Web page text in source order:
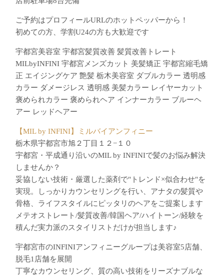
ご予約はプロフィールURLのホットペッパーから！
初めての方、学割U24の方も大歓迎です
宇都宮美容室 宇都宮髪質改善 髪質改善トレート
MILbyINFINI 宇都宮メンズカット 美髪矯正 宇都宮縮毛矯
正 エイジングケア 艶髪 栃木美容室 ダブルカラー 透明感
カラー ダメージレス 透明感 美髪カラー レイヤーカット
褒められカラー 褒められヘア インナーカラー ブルーヘ
アー レッドヘアー
【MIL by INFINI】ミルバイアンフィニー
栃木県宇都宮市旭２丁目１２−１０
宇都宮・平成通り沿いのMIL by INFINIで髪のお悩み解決
しませんか？
妥協しない技術・厳選した薬剤で"トレンド×似合わせ"を
実現。しっかりカウンセリングを行い、アナタの髪質や
骨格、ライフスタイルにピッタリのヘアをご提案します
メテオストレート/髪質改善/韓国ヘア/ハイトーン/経験を
積んだ実力派のスタイリストだけが担当します♪
宇都宮市のINFINIアンフィニーグループは美容室5店舗、
脱毛1店舗を展開
丁寧なカウンセリング、質の高い技術をリーズナブルな